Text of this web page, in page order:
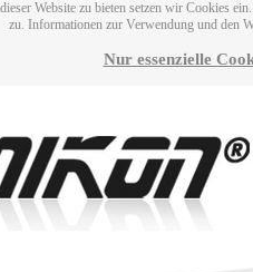
Website zu bieten setzen wir Cookies
zu. Informationen zur Verwendung und den
Nur essenzielle